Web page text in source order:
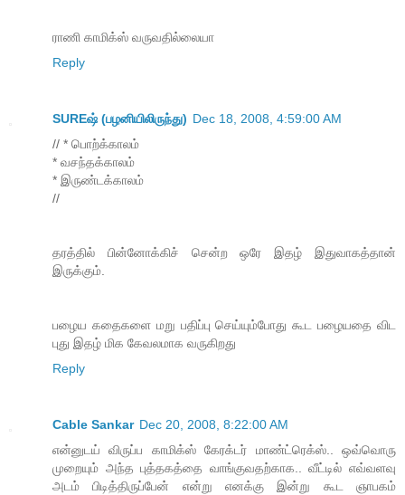
ராணி காமிக்ஸ் வருவதில்லையா
Reply
SUREஷ் (பழனியிலிருந்து) Dec 18, 2008, 4:59:00 AM
// * பொற்க்காலம்
* வசந்தக்காலம்
* இருண்டக்காலம்
//
தரத்தில் பின்னோக்கிச் சென்ற ஒரே இதழ் இதுவாகத்தான்
இருக்கும்.
பழைய கதைகளை மறு பதிப்பு செய்யும்போது கூட பழையதை விட
புது இதழ் மிக கேவலமாக வருகிறது
Reply
Cable Sankar Dec 20, 2008, 8:22:00 AM
என்னுடய் விருப்ப காமிக்ஸ் கேரக்டர் மாண்ட்ரெக்ஸ்.. ஒவ்வொரு
முறையும் அந்த புத்தகத்தை வாங்குவதற்காக.. வீட்டில் எவ்வளவு
அடம் பிடித்திருப்பேன் என்று எனக்கு இன்று கூட ஞாபகம்